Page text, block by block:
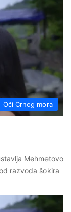
Oči Crnog mora
Mehmetovo
razvoda šokira